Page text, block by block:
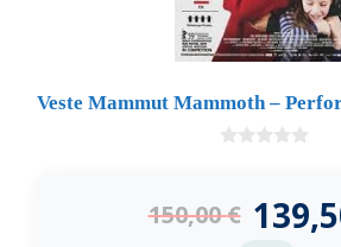
Veste Mammut Mammoth –
5
150,00€